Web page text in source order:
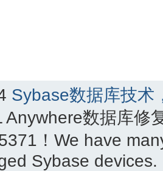
Sybase数据库技术
Anywhere数据库修
！We have
Sybase